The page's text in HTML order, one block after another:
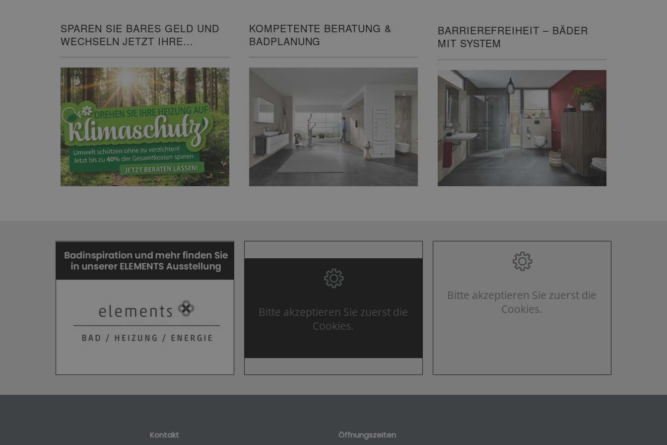
SPAREN SIE BARES GELD UND
WECHSELN JETZT IHRE
KOMPETENTE BERATUNG &
BADPLANUNG
BARRIEREFREIHEIT – BÄDER
MIT SYSTEM
Bitte akzeptieren Sie zuerst die
Cookies.
Bitte akzeptieren Sie zuerst die
Cookies.
Kontakt Öffnungszeiten